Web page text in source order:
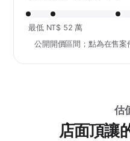
最低 NT$ 52 萬
公開開價區間；點為在售案
估
店面頂讓